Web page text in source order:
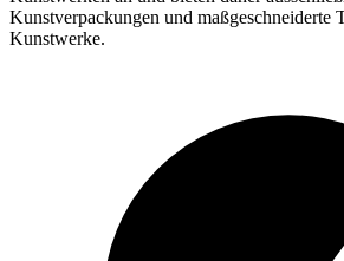
Kunstverpackungen und maßgeschneiderte
Kunstwerke.